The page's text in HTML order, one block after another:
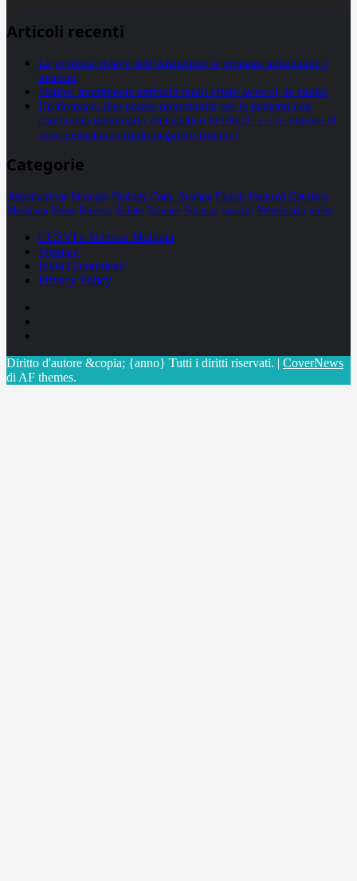
Articoli recenti
La proteina chiave dell’Alzheimer si propaga utilizzando i
neuroni
Statine: inutilmente attribuiti molti effetti avversi, lo studio
Un farmaco, due nuove opportunità per le pazienti con
carcinoma mammario metastatico hr+/her2- e con tumore al
seno metastatico triplo negativo (mtnbc)
Categorie
alimentazione biologia Biology Com. Stampa Epatiti featured Genetica
Medicina News Ricerca Salute Science Scienza vaccini Veterinaria video
CCSVI e Sclerosi Multipla
Sitemap
Invia Comunicati
Privacy Policy
Diritto d'autore &copia; {anno} Tutti i diritti riservati. | CoverNews
di AF themes.